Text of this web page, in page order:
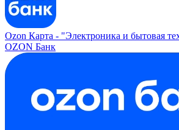
Ozon Карта - "Электроника и бытовая
OZON Банк